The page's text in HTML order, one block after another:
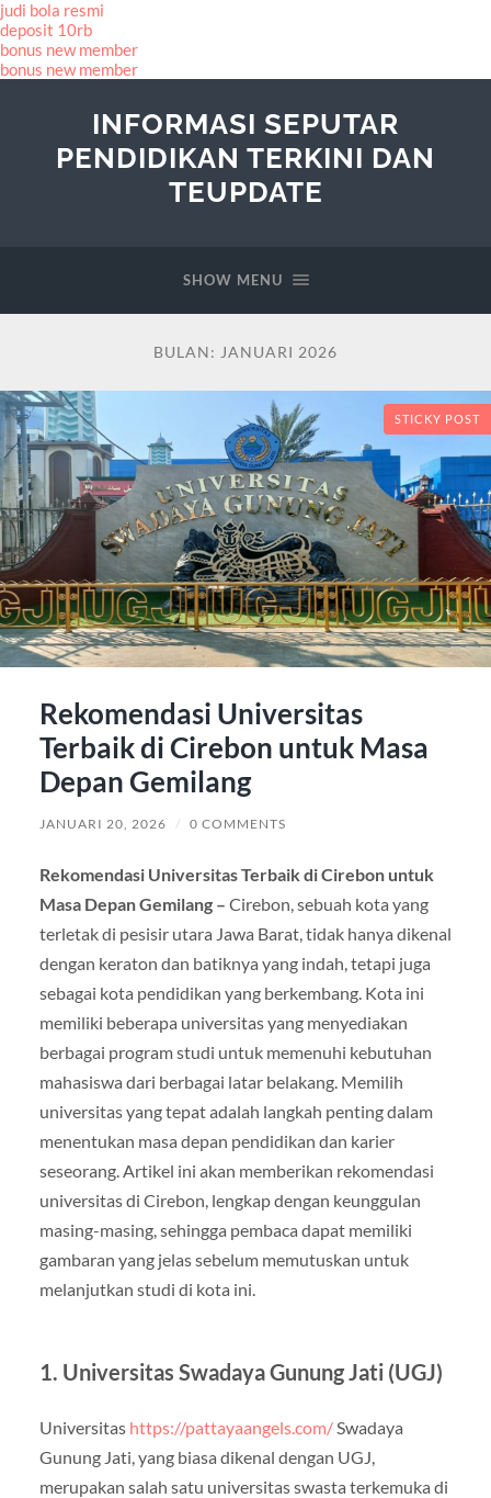
judi bola resmi
deposit 10rb
bonus new member
bonus new member
INFORMASI SEPUTAR
PENDIDIKAN TERKINI DAN
TEUPDATE
SHOW MENU
BULAN: JANUARI 2026
STICKY POST
Rekomendasi Universitas
Terbaik di Cirebon untuk Masa
Depan Gemilang
JANUARI 20, 2026 / 0 COMMENTS
Rekomendasi Universitas Terbaik di Cirebon untuk
Masa Depan Gemilang – Cirebon, sebuah kota yang
terletak di pesisir utara Jawa Barat, tidak hanya dikenal
dengan keraton dan batiknya yang indah, tetapi juga
sebagai kota pendidikan yang berkembang. Kota ini
memiliki beberapa universitas yang menyediakan
berbagai program studi untuk memenuhi kebutuhan
mahasiswa dari berbagai latar belakang. Memilih
universitas yang tepat adalah langkah penting dalam
menentukan masa depan pendidikan dan karier
seseorang. Artikel ini akan memberikan rekomendasi
universitas di Cirebon, lengkap dengan keunggulan
masing-masing, sehingga pembaca dapat memiliki
gambaran yang jelas sebelum memutuskan untuk
melanjutkan studi di kota ini.
1. Universitas Swadaya Gunung Jati (UGJ)
Universitas https://pattayaangels.com/Swadaya
Gunung Jati, yang biasa dikenal dengan UGJ,
merupakan salah satu universitas swasta terkemuka di